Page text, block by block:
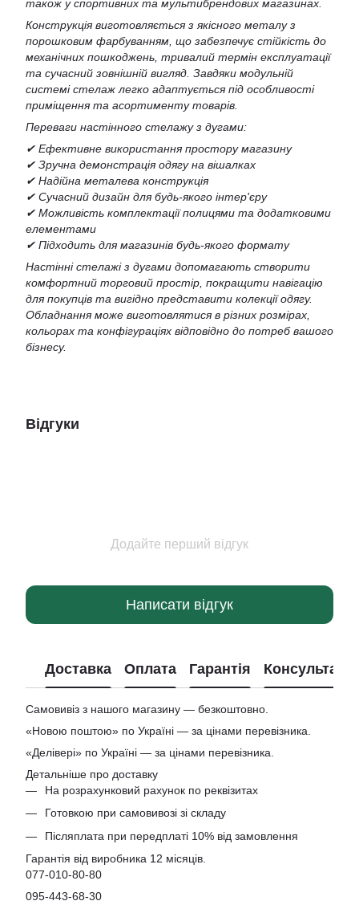
також у спортивних та мультибрендових магазинах.
Конструкція виготовляється з якісного металу з
порошковим фарбуванням, що забезпечує стійкість до
механічних пошкоджень, тривалий термін експлуатації
та сучасний зовнішній вигляд. Завдяки модульній
системі стелаж легко адаптується під особливості
приміщення та асортименту товарів.
Переваги настінного стелажу з дугами:
✔ Ефективне використання простору магазину
✔ Зручна демонстрація одягу на вішалках
✔ Надійна металева конструкція
✔ Сучасний дизайн для будь-якого інтер'єру
✔ Можливість комплектації полицями та додатковими
елементами
✔ Підходить для магазинів будь-якого формату
Настінні стелажі з дугами допомагають створити
комфортний торговий простір, покращити навігацію
для покупців та вигідно представити колекції одягу.
Обладнання може виготовлятися в різних розмірах,
кольорах та конфігураціях відповідно до потреб вашого
бізнесу.
Відгуки
Додайте перший відгук
Написати відгук
Доставка Оплата Гарантія Консультація
Самовивіз з нашого магазину — безкоштовно.
«Новою поштою» по Україні — за цінами перевізника.
«Делівері» по Україні — за цінами перевізника.
Детальніше про доставку
На розрахунковий рахунок по реквізитах
Готовкою при самовивозі зі складу
Післяплата при передплаті 10% від замовлення
Гарантія від виробника 12 місяців.
077-010-80-80
095-443-68-30